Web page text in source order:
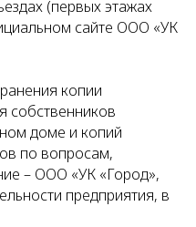
(первых этажах
сайте ООО «УК
копии
собственников
доме и копий
по вопросам,
– ООО «УК «Город»,
предприятия, в